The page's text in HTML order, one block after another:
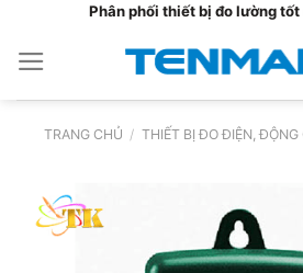
nội
dung
Phân phối thiết bị đo lường
TRANG CHỦ / THIẾT BỊ ĐO ĐIỆN, ĐỘNG